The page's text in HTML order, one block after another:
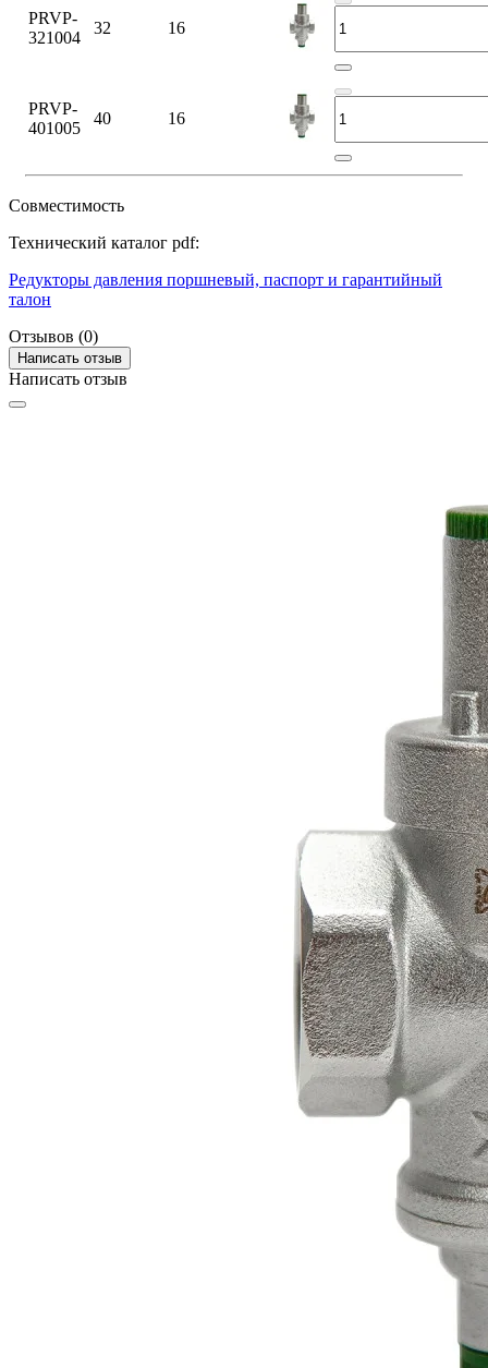
PRVP-
321004
32 16
PRVP-
401005
40 16
Совместимость
Технический каталог pdf:
Редукторы давления поршневый, паспорт и гарантийный
талон
Отзывов (0)
Написать отзыв
Написать отзыв